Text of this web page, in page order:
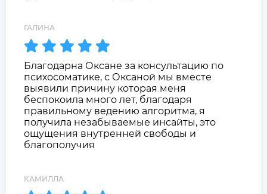
ГАЛИНА
Благодарна Оксане за консультацию по
психосоматике, с Оксаной мы вместе
выявили причину которая меня
беспокоила много лет, благодаря
правильному ведению алгоритма, я
получила незабываемые инсайты, это
ощущения внутренней свободы и
благополучия
КАМИЛЛА